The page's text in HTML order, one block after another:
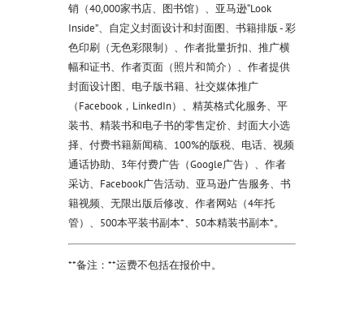
销（40,000家书店、图书馆）、亚马逊“Look
Inside”、自定义封面设计和封面图、书籍排版 - 彩
色印刷（无色彩限制）、作者批量折扣、推广横
幅和证书、作者页面（照片和简介）、作者提供
封面设计图、电子版书籍、社交媒体推广
（Facebook，LinkedIn）、精英格式化服务、平
装书、精装书和电子书的零售定价、封面大小选
择、付费书籍新闻稿、100%的版税、电话、视频
通话协助、3年付费广告（Google广告）、作者
采访、Facebook广告活动、亚马逊广告服务、书
籍视频、无限出版后修改、作者网站（4年托
管）、500本平装书副本*、50本精装书副本*。
**备注：**运费不包括在报价中。